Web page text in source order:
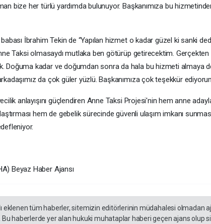
bize her türlü yardımda bulunuyor. Başkanımıza bu
babası İbrahim Tekin de “Yapılan hizmet o kadar güzel ki sanki
Taksi olmasaydı mutlaka ben götürüp getirecektim.
Doğuma kadar ve doğumdan sonra da hala bu hizmeti almaya
da çok güler yüzlü. Başkanımıza çok teşekkür
anlayışını güçlendiren Anne Taksi Projesi'nin hem anne
hem de gebelik sürecinde güvenli ulaşım imkanı
Beyaz Haber Ajansı
eklenen tüm haberler, sitemizin editörlerinin müdahalesi olmadan
Bu haberlerde yer alan hukuki muhataplar haberi geçen ajans olup